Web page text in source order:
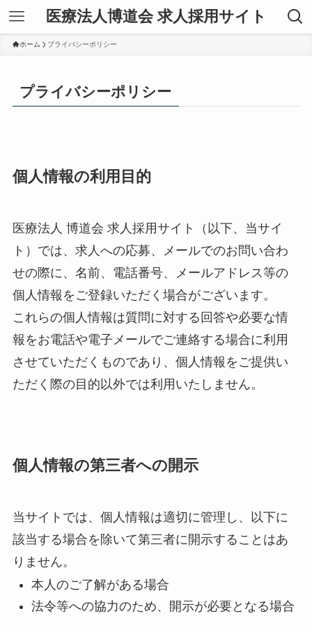
医療法人博道会 求人採用サイト
ホーム プライバシーポリシー
プライバシーポリシー
個人情報の利用目的
医療法人 博道会 求人採用サイト（以下、当サイ
ト）では、求人への応募、メールでのお問い合わ
せの際に、名前、電話番号、メールアドレス等の
個人情報をご登録いただく場合がございます。
これらの個人情報は質問に対する回答や必要な情
報をお電話や電子メールでご連絡する場合に利用
させていただくものであり、個人情報をご提供い
ただく際の目的以外では利用いたしません。
個人情報の第三者への開示
当サイトでは、個人情報は適切に管理し、以下に
該当する場合を除いて第三者に開示することはあ
りません。
本人のご了解がある場合
法令等への協力のため、開示が必要となる場合